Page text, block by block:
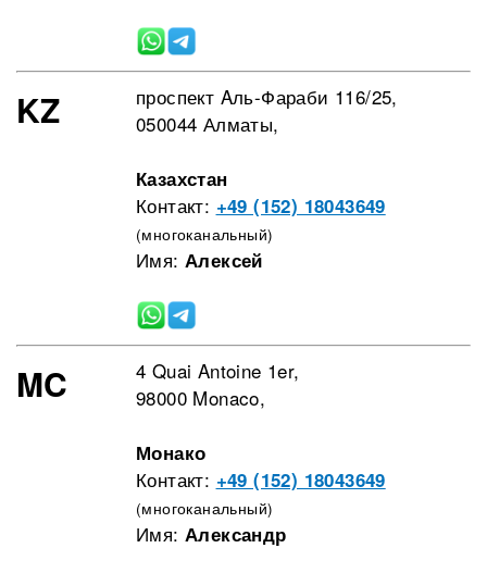
KZ
проспект Aль-Фараби 116/25,
050044 Алматы,
Казахстан
Контакт: +49 (152) 18043649
(многоканальный)
Имя: Алексей
MC
4 Quai Antoine 1er,
98000 Monaco,
Монако
Контакт: +49 (152) 18043649
(многоканальный)
Имя: Александр